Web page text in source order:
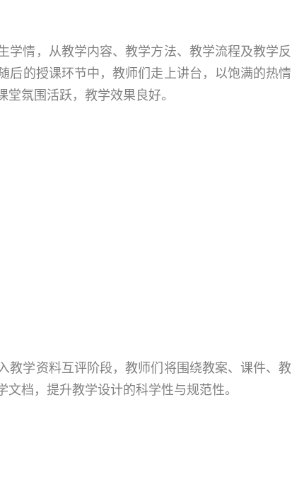
情，从教学内容、教学方法、教学流程及教学反
后的授课环节中，教师们走上讲台，以饱满的热情
氛围活跃，教学效果良好。
教学资料互评阶段，教师们将围绕教案、课件、教
档，提升教学设计的科学性与规范性。